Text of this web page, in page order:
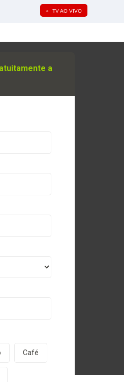
● TV AO VIVO
a
Café